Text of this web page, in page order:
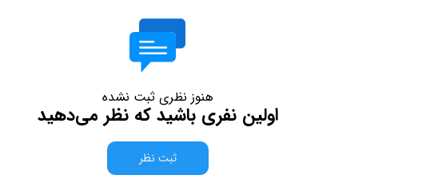
هنوز نظری ثبت نشده
اولین نفری باشید که نظر می‌دهید
ثبت نظر